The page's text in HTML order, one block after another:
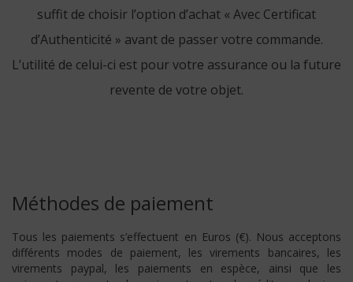
suffit de choisir l’option d’achat « Avec Certificat
d’Authenticité » avant de passer votre commande.
L’utilité de celui-ci est pour votre assurance ou la future
revente de votre objet.
Méthodes de paiement
Tous les paiements s’effectuent en Euros (€). Nous acceptons
différents modes de paiement, les virements bancaires, les
virements paypal, les paiements en espèce, ainsi que les